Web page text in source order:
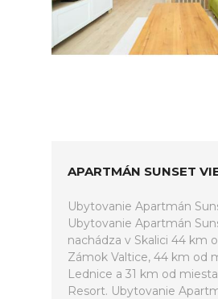
APARTMÁN SUNSET
Ubytovanie Apartmán
Ubytovanie Apartmán
nachádza v Skalici 44 km
Zámok Valtice, 44 km od
Lednice a 31 km od
Resort. Ubytovanie